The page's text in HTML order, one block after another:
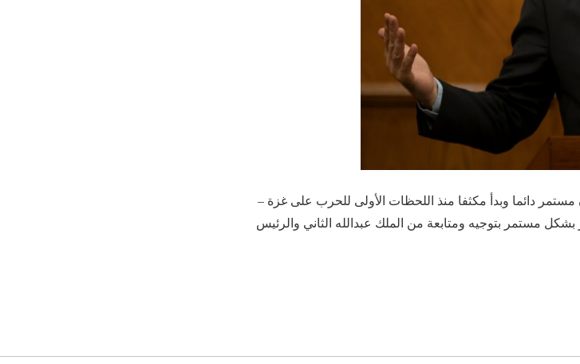
دائما وبدأ مكثفا منذ اللحظات الأولى للحرب على غزة –
بشكل مستمر بتوجيه ومتابعة من الملك عبدالله الثاني والرئيس